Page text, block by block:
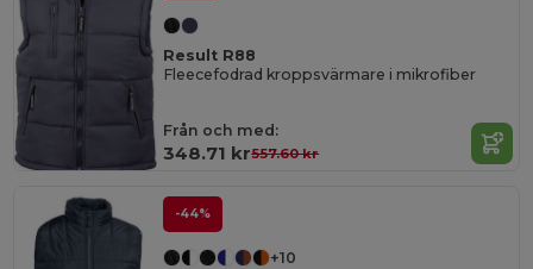
Result R88
Fleecefodrad kroppsvärmare i mikrofiber
Från och med:
348.71 kr557.60 kr
-44%
+10